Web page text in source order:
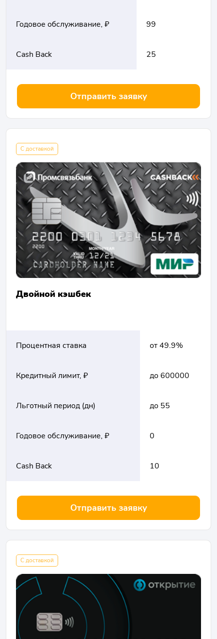
Годовое обслуживание, ₽ 99
Cash Back 25
Отправить заявку
С доставкой
Двойной кэшбек
Процентная ставка от 49.9%
Кредитный лимит, ₽ до 600000
Льготный период (дн) до 55
Годовое обслуживание, ₽ 0
Cash Back 10
Отправить заявку
С доставкой